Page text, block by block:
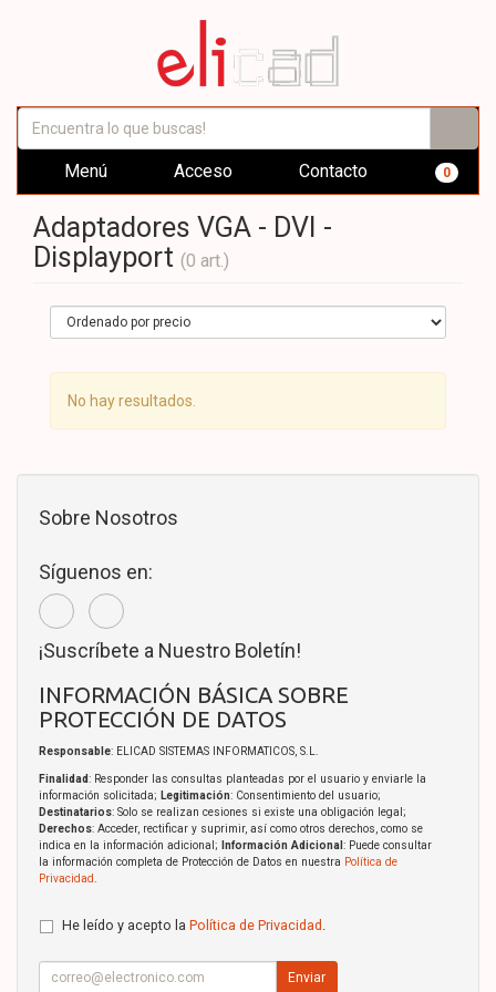
Menú Acceso Contacto 0
Adaptadores VGA - DVI -
Displayport (0 art.)
No hay resultados.
Sobre Nosotros
Síguenos en:
¡Suscríbete a Nuestro Boletín!
INFORMACIÓN BÁSICA SOBRE
PROTECCIÓN DE DATOS
Responsable: ELICAD SISTEMAS INFORMATICOS, S.L.
Finalidad: Responder las consultas planteadas por el usuario y enviarle la
información solicitada; Legitimación: Consentimiento del usuario;
Destinatarios: Solo se realizan cesiones si existe una obligación legal;
Derechos: Acceder, rectificar y suprimir, así como otros derechos, como se
indica en la información adicional;
Información Adicional : Puede consultar
la información completa de Protección de Datos en nuestra Política de
Privacidad
He leído y acepto la Política de Privacidad .
Enviar